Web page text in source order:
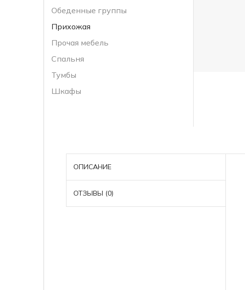
Обеденные группы
Прихожая
Прочая мебель
Спальня
Тумбы
Шкафы
ОПИСАНИЕ
ОТЗЫВЫ (0)